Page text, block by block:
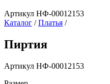
Артикул НФ-00012153
Каталог / Платья /
Пиртия
Артикул НФ-00012153